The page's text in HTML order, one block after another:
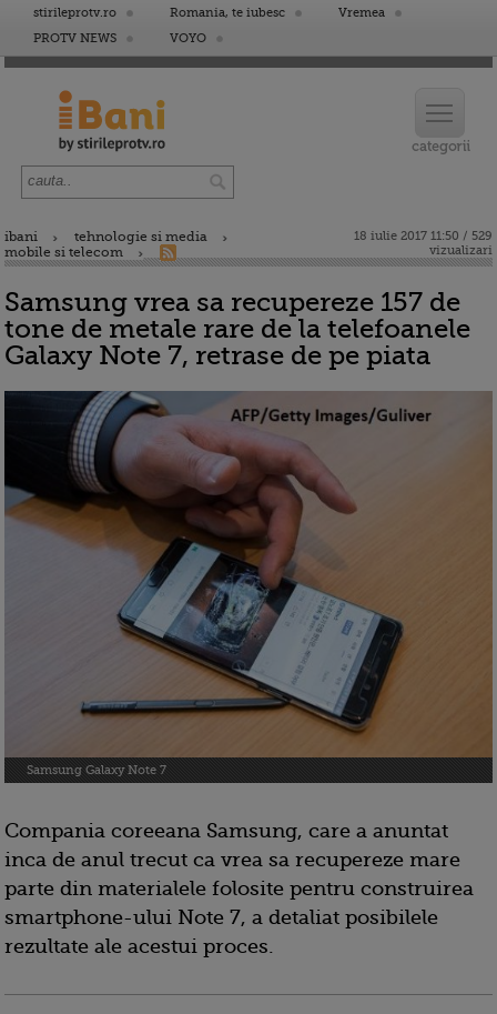
stirileprotv.ro Romania, te iubesc
Vremea
PROTV NEWS
VOYO
ibani
tehnologie si media
mobile si telecom
18 iulie 2017 11:50 / 529
vizualizari
Samsung vrea sa recupereze 157 de
tone de metale rare de la telefoanele
Galaxy Note 7, retrase de pe piata
Samsung Galaxy Note 7
Compania coreeana Samsung, care a anuntat
inca de anul trecut ca vrea sa recupereze mare
parte din materialele folosite pentru construirea
smartphone-ului Note 7, a detaliat posibilele
rezultate ale acestui proces.